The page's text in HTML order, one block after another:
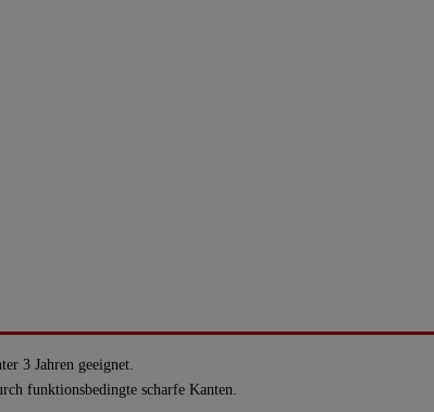
3 Jahren geeignet.
funktionsbedingte scharfe Kanten.